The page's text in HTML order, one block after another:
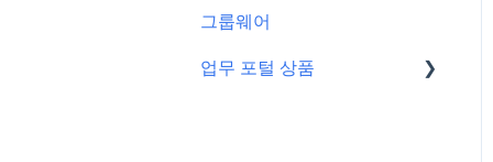
공지 관련 자주 묻는 질문
그룹웨어
업무 포털 상품